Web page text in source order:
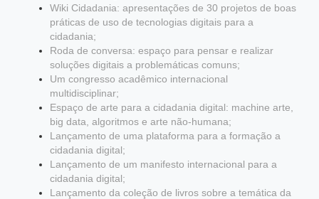
Wiki Cidadania: apresentações de 30 projetos de boas
práticas de uso de tecnologias digitais para a
cidadania;
Roda de conversa: espaço para pensar e realizar
soluções digitais a problemáticas comuns;
Um congresso acadêmico internacional
multidisciplinar;
Espaço de arte para a cidadania digital: machine arte,
big data, algoritmos e arte não-humana;
Lançamento de uma plataforma para a formação a
cidadania digital;
Lançamento de um manifesto internacional para a
cidadania digital;
Lançamento da coleção de livros sobre a temática da